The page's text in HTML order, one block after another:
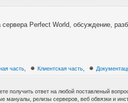
сервера Perfect World, обсуждение,
часть Клиентская часть
получить ответ на любой поставленый
мануалы, релизы серверов, веб обвязки и